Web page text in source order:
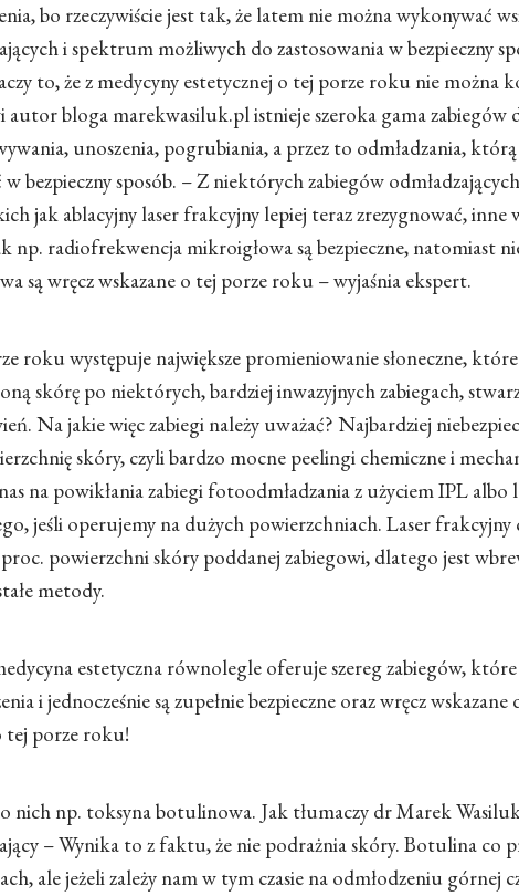
bo rzeczywiście jest tak, że latem nie można wykonywać
i spektrum możliwych do zastosowania w bezpieczny
to, że z medycyny estetycznej o tej porze roku nie można
autor bloga marekwasiluk.pl istnieje szeroka gama zabiegów
unoszenia, pogrubiania, a przez to odmładzania,
bezpieczny sposób. – Z niektórych zabiegów
jak ablacyjny laser frakcyjny lepiej teraz zrezygnować,
np. radiofrekwencja mikroigłowa są bezpieczne, natomiast
są wręcz wskazane o tej porze roku – wyjaśnia ekspert.
roku występuje największe promieniowanie słoneczne,
skórę po niektórych, bardziej inwazyjnych zabiegach,
Na jakie więc zabiegi należy uważać? Najbardziej
skóry, czyli bardzo mocne peelingi chemiczne i
na powikłania zabiegi fotoodmładzania z użyciem IPL
jeśli operujemy na dużych powierzchniach. Laser frakcyjny
powierzchni skóry poddanej zabiegowi, dlatego jest
metody.
estetyczna równolegle oferuje szereg zabiegów,
i jednocześnie są zupełnie bezpieczne oraz wręcz
tej porze roku!
nich np. toksyna botulinowa. Jak tłumaczy dr Marek
– Wynika to z faktu, że nie podrażnia skóry. Botulina co
ale jeżeli zależy nam w tym czasie na odmłodzeniu górnej